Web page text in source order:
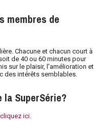
membres de
Chacune et chacun court à
de 40 ou 60 minutes pour
sur le plaisir, l'amélioration et
des intérêts semblables.
la SuperSérie?
cliquez ici.